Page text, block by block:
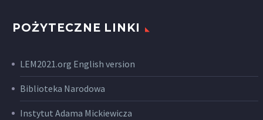
POŻYTECZNE LINKI
LEM2021.org English version
Biblioteka Narodowa
Instytut Adama Mickiewicza